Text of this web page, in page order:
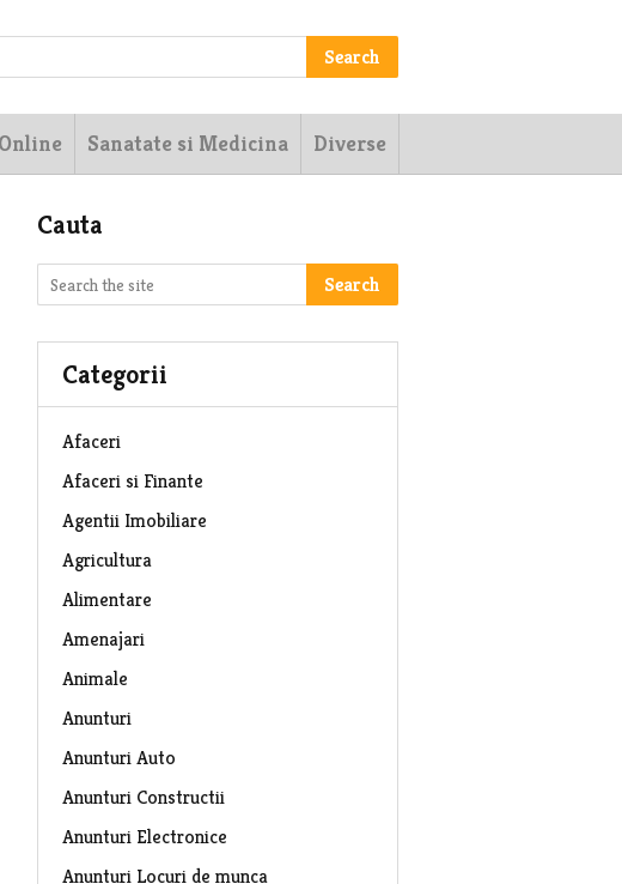
Search
Sanatate si Medicina Diverse
Cauta
Search
Categorii
Afaceri
Afaceri si Finante
Agentii Imobiliare
Agricultura
Alimentare
Amenajari
Animale
Anunturi
Anunturi Auto
Anunturi Constructii
Anunturi Electronice
Anunturi Locuri de munca